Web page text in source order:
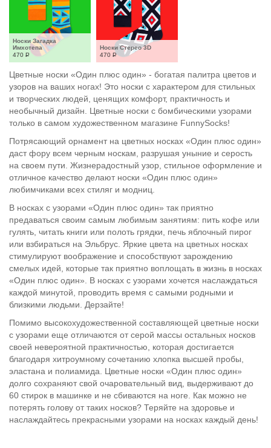
Носки Загадка
Имхотепа
470 Р
Носки Стерео 3D
470 Р
Цветные носки «Один плюс один» - богатая палитра цветов и
узоров на ваших ногах! Это носки с характером для стильных
и творческих людей, ценящих комфорт, практичность и
необычный дизайн. Цветные носки с бомбическими узорами
только в самом художественном магазине FunnySocks!
Потрясающий орнамент на цветных носках «Один плюс один»
даст фору всем черным носкам, разрушая уныние и серость
на своем пути. Жизнерадостный узор, стильное оформление и
отличное качество делают носки «Один плюс один»
любимчиками всех стиляг и модниц.
В носках с узорами «Один плюс один» так приятно
предаваться своим самым любимым занятиям: пить кофе или
гулять, читать книги или полоть грядки, печь яблочный пирог
или взбираться на Эльбрус. Яркие цвета на цветных носках
стимулируют воображение и способствуют зарождению
смелых идей, которые так приятно воплощать в жизнь в носках
«Один плюс один». В носках с узорами хочется наслаждаться
каждой минутой, проводить время с самыми родными и
близкими людьми. Дерзайте!
Помимо высокохудожественной составляющей цветные носки
с узорами еще отличаются от серой массы остальных носков
своей невероятной практичностью, которая достигается
благодаря хитроумному сочетанию хлопка высшей пробы,
эластана и полиамида. Цветные носки «Один плюс один»
долго сохраняют свой очаровательный вид, выдерживают до
60 стирок в машинке и не сбиваются на ноге. Как можно не
потерять голову от таких носков? Теряйте на здоровье и
наслаждайтесь прекрасными узорами на носках каждый день!